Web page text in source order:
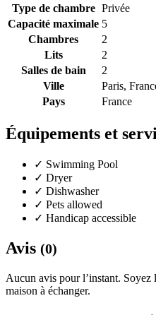
Type de chambre Privée
Capacité maximale 5
Chambres
2
Lits
2
Salles de bain
2
Ville
Paris,
Pays
France
Équipements et
✓ Swimming Pool
✓ Dryer
✓ Dishwasher
✓ Pets allowed
✓ Handicap accessible
Avis (0)
Aucun avis pour l’instant. Soyez
maison à échanger.